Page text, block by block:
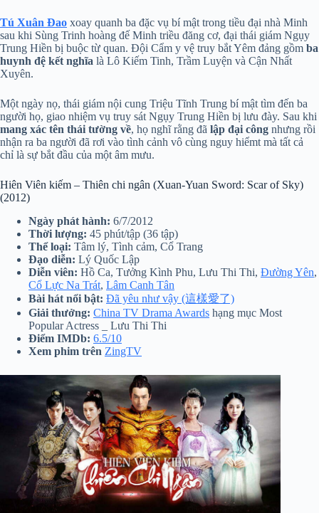
Tú Xuân Đao xoay quanh ba đặc vụ bí mật trong tiều đại nhà Minh
sau khi Sùng Trinh hoàng đế Minh triều đăng cơ, đại thái giám Ngụy
Trung Hiền bị buộc từ quan. Đội Cẩm y vệ truy bắt Yêm đảng gồm ba
huynh đệ kết nghĩa là Lô Kiếm Tinh, Trầm Luyện và Cận Nhất
Xuyên.
Một ngày nọ, thái giám nội cung Triệu Tĩnh Trung bí mật tìm đến ba
người họ, giao nhiệm vụ truy sát Ngụy Trung Hiền bị lưu đày. Sau khi
mang xác tên thái tường về, họ nghĩ rằng đã lập đại công nhưng rồi
nhận ra ba người đã rơi vào tình cảnh vô cùng nguy hiểmt mà tất cả
chỉ là sự bắt đầu của một âm mưu.
Hiên Viên kiếm – Thiên chi ngân (Xuan-Yuan Sword: Scar of Sky)
(2012)
Ngày phát hành: 6/7/2012
Thời lượng: 45 phút/tập (36 tập)
Thể loại: Tâm lý, Tình cảm, Cổ Trang
Đạo diễn: Lý Quốc Lập
Diễn viên: Hồ Ca, Tưởng Kình Phu, Lưu Thi Thi, Đường Yên,
Cổ Lực Na Trát, Lâm Canh Tân
Bài hát nổi bật: Đã yêu như vậy (這樣愛了)
Giải thưởng: China TV Drama Awards hạng mục Most
Popular Actress _ Lưu Thi Thi
Điểm IMDb: 6.5/10
Xem phim trên ZingTV